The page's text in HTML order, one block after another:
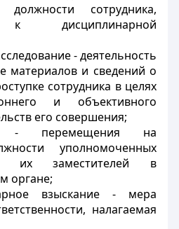
сотрудника,
к дисциплинарной
- деятельность
материалов и сведений о
сотрудника в целях
и объективного
его совершения;
- перемещения на
уполномоченных
их заместителей в
органе;
взыскание - мера
налагаемая